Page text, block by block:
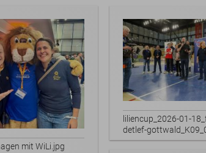
mit WiLi.jpg
liliencup_2026-01-
detlef-